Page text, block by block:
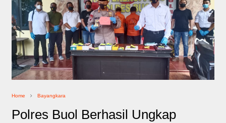
Home Bayangkara
Polres Buol Berhasil Ungkap